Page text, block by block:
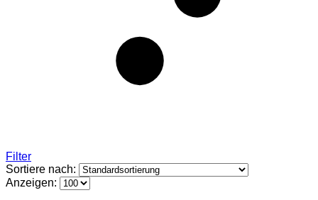
Filter
Sortiere nach:
Anzeigen: